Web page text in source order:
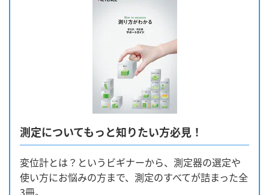
測定についてもっと知りたい方必見！
変位計とは？というビギナーから、測定器の選定や
使い方にお悩みの方まで、測定のすべてが詰まった全
3冊。